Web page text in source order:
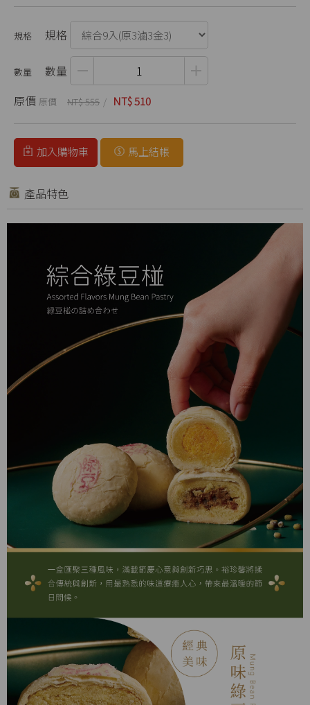
規格
數量
原價
NT$ 555 NT$ 510
加入購物車 馬上結帳
產品特色